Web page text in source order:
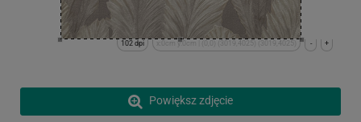
+
-
x:0cm y:0cm | (0,0) (3019,4025) (3019,4025)
102 dpi
Powiększ zdjęcie